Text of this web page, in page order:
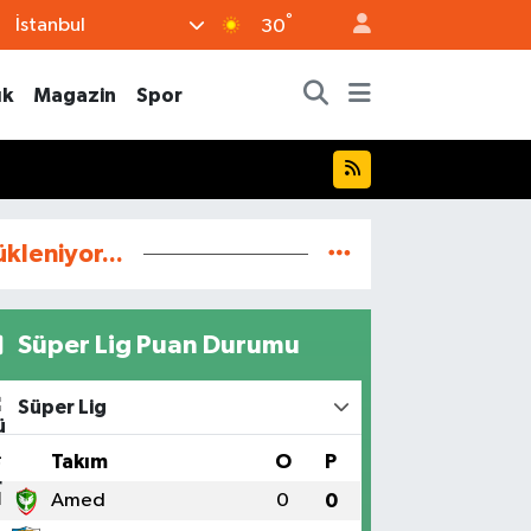
İstanbul 30°
Magazin Spor
Süper Lig Puan Durumu
Süper Lig
Takım O P
Amed 0 0